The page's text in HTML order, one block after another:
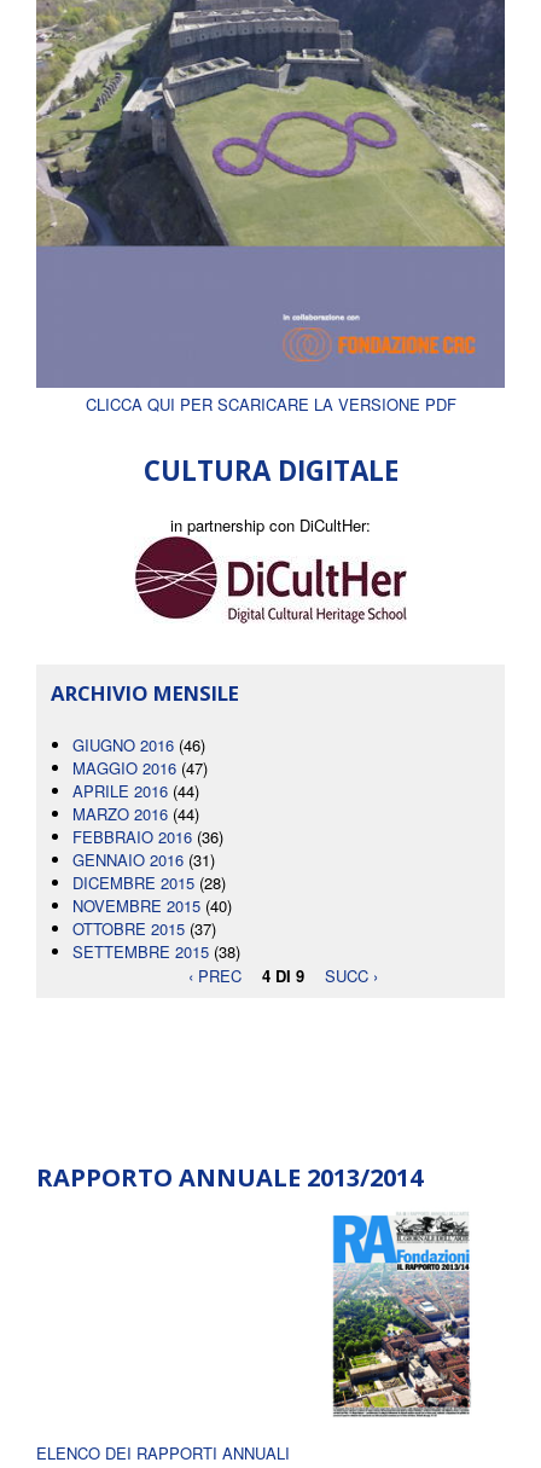
CLICCA QUI PER SCARICARE LA VERSIONE PDF
CULTURA DIGITALE
in partnership con DiCultHer:
ARCHIVIO MENSILE
GIUGNO 2016 (46)
MAGGIO 2016 (47)
APRILE 2016 (44)
MARZO 2016 (44)
FEBBRAIO 2016 (36)
GENNAIO 2016 (31)
DICEMBRE 2015 (28)
NOVEMBRE 2015 (40)
OTTOBRE 2015 (37)
SETTEMBRE 2015 (38)
‹ PREC
4 DI 9 SUCC ›
RAPPORTO ANNUALE 2013/2014
ELENCO DEI RAPPORTI ANNUALI